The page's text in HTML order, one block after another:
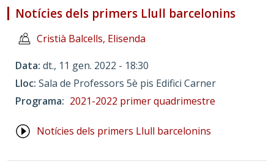
Notícies dels primers Llull barcelonins
Cristià Balcells, Elisenda
Data dt., 11 gen. 2022 - 18:30
Lloc Sala de Professors 5è pis Edifici Carner
Programa
2021-2022 primer quadrimestre
Notícies dels primers Llull barcelonins